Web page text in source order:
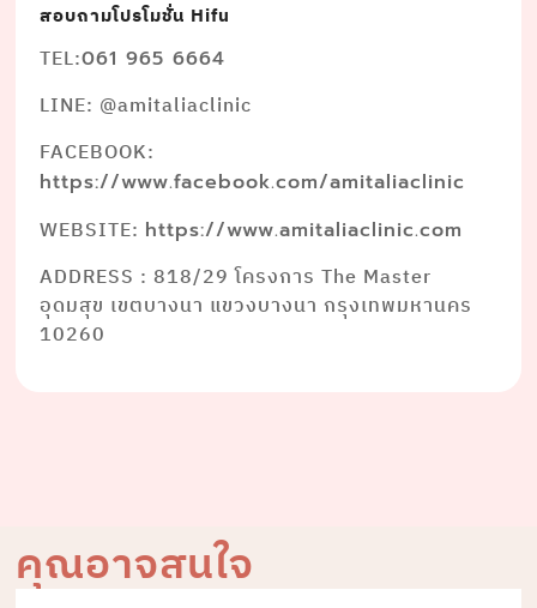
สอบถามโปรโมชั่น Hifu
TEL:061 965 6664
LINE: @amitaliaclinic
FACEBOOK:
https://www.facebook.com/amitaliaclinic
WEBSITE: https://www.amitaliaclinic.com
ADDRESS : 818/29 โครงการ The Master
อุดมสุข เขตบางนา แขวงบางนา กรุงเทพมหานคร
10260
คุณอาจสนใจ